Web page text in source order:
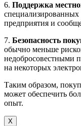
6. Поддержка
предприятия и
7. Безопасность
обычно меньше
недобросовестными
на некоторых
Таким образом,
может обеспечить
опыт.
X